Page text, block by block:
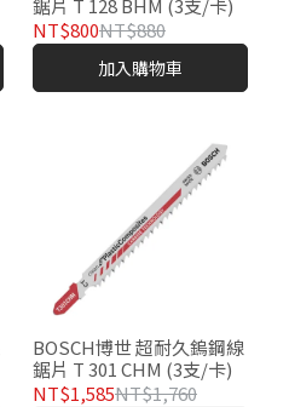
鋸片 T 128 BHM (3支/卡)
NT$800NT$880
加入購物車
BOSCH博世 超耐久鎢鋼線
鋸片 T 301 CHM (3支/卡)
NT$1,585NT$1,760